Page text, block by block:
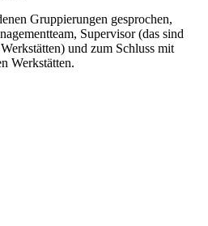
Gruppierungen gesprochen,
Supervisor (das sind
und zum Schluss mit
Werkstätten.